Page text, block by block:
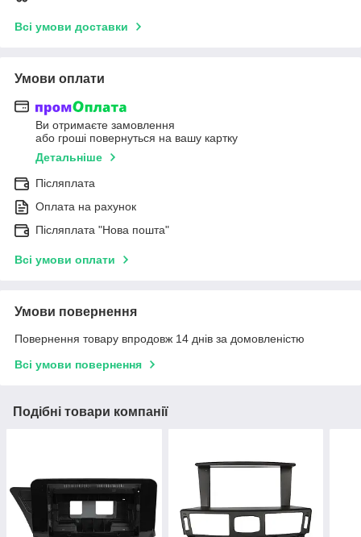
Всі умови доставки
Умови оплати
Ви отримаєте замовлення
або гроші повернуться на вашу картку
Детальніше
Післяплата
Оплата на рахунок
Післяплата "Нова пошта"
Всі умови оплати
Умови повернення
Повернення товару впродовж 14 днів за домовленістю
Всі умови повернення
Подібні товари компанії